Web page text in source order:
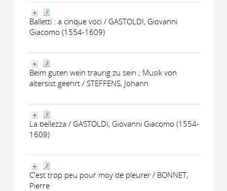
Balletti : a cinque voci / GASTOLDI, Giovanni
Giacomo (1554-1609)
Beim guten wein traurig zu sein ; Musik von
altersist geehrt / STEFFENS, Johann
La bellezza / GASTOLDI, Giovanni Giacomo (1554-
1609)
C'est trop peu pour moy de pleurer / BONNET,
Pierre